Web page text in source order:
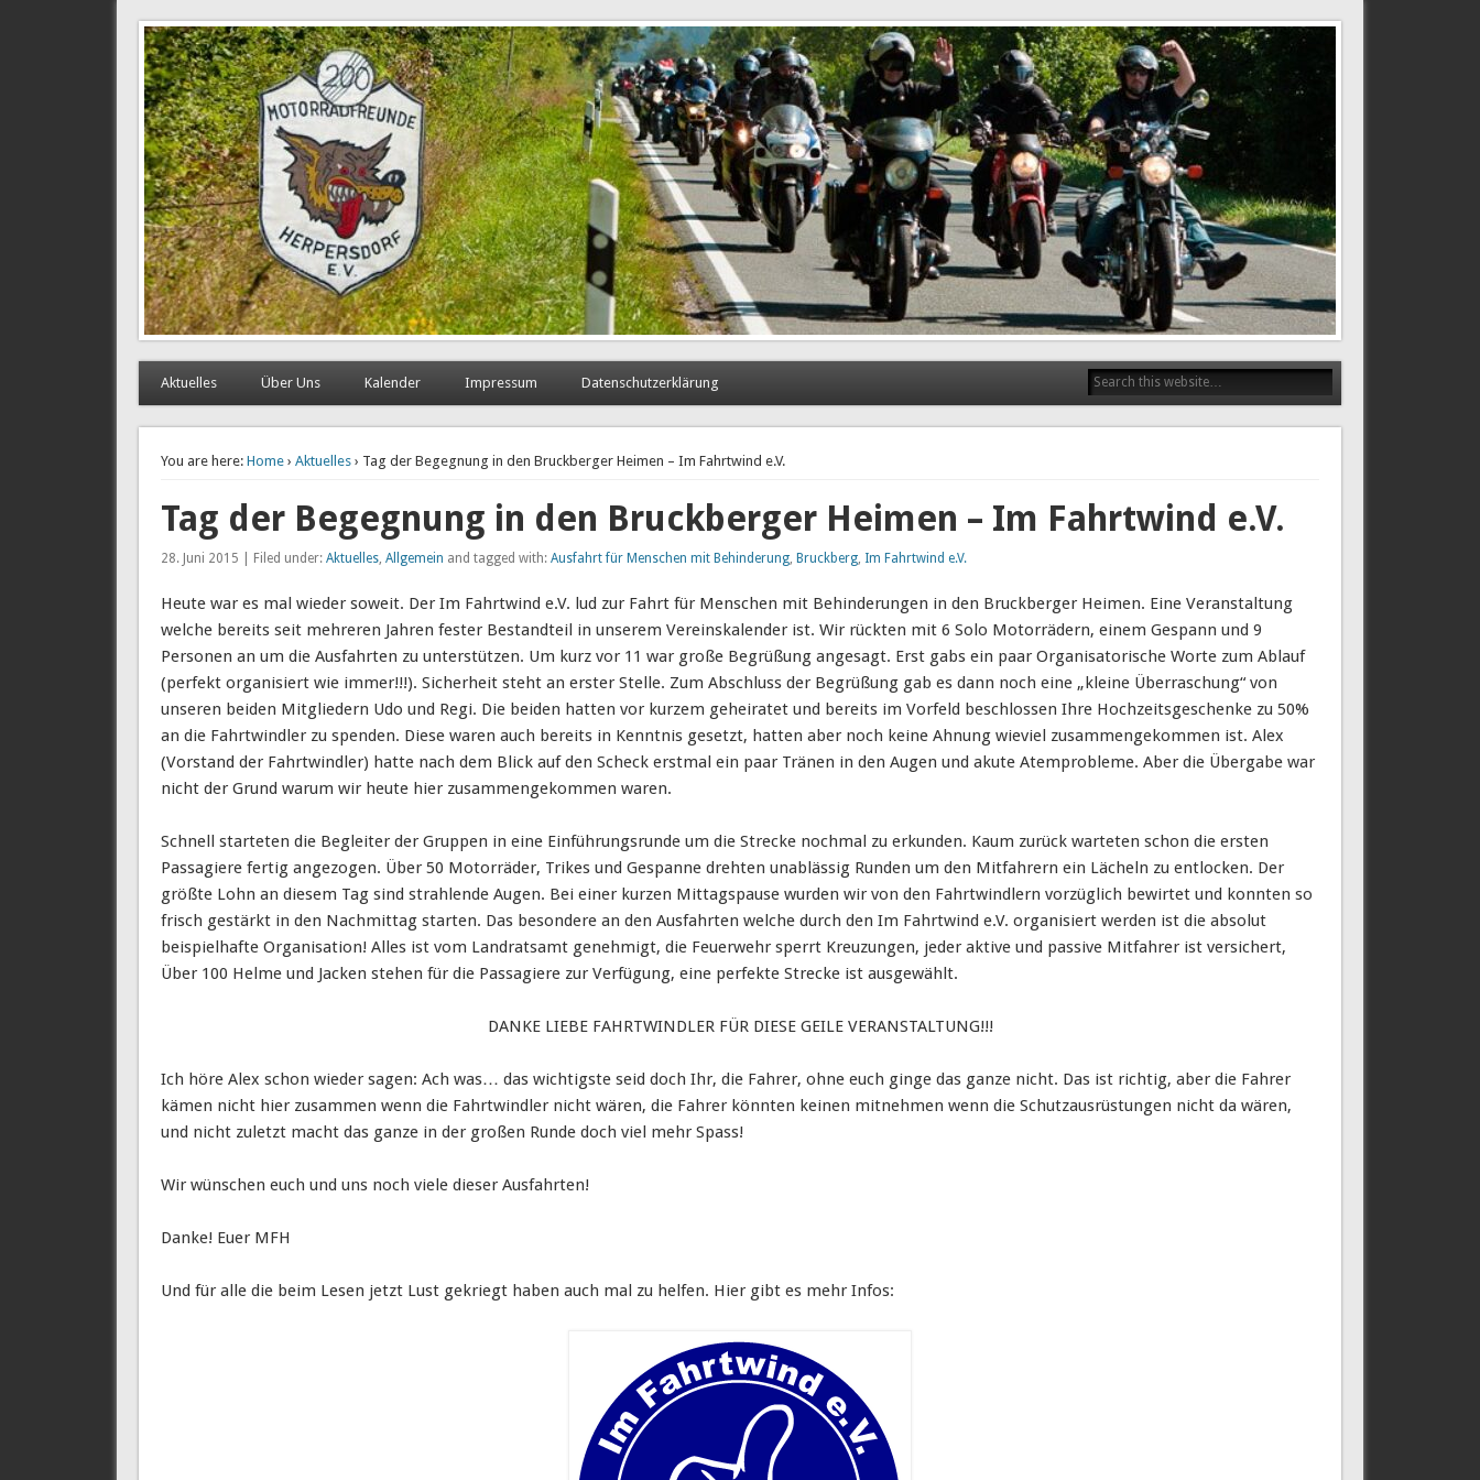
Motorradfreunde Herpersdorf e.V.
Aktuelles Über Uns Kalender Impressum Datenschutzerklärung
You are here: Home› Aktuelles› Tag der Begegnung in den Bruckberger Heimen – Im Fahrtwind e.V.
Tag der Begegnung in den Bruckberger Heimen – Im Fahrtwind e.V.
28. Juni 2015 | Filed under: Aktuelles, Allgemein and tagged with: Ausfahrt für Menschen mit Behinderung, Bruckberg, Im Fahrtwind e.V.
Heute war es mal wieder soweit. Der Im Fahrtwind e.V. lud zur Fahrt für Menschen mit Behinderungen in den Bruckberger Heimen. Eine Veranstaltung
welche bereits seit mehreren Jahren fester Bestandteil in unserem Vereinskalender ist. Wir rückten mit 6 Solo Motorrädern, einem Gespann und 9
Personen an um die Ausfahrten zu unterstützen. Um kurz vor 11 war große Begrüßung angesagt. Erst gabs ein paar Organisatorische Worte zum Ablauf
(perfekt organisiert wie immer!!!). Sicherheit steht an erster Stelle. Zum Abschluss der Begrüßung gab es dann noch eine „kleine Überraschung“ von
unseren beiden Mitgliedern Udo und Regi. Die beiden hatten vor kurzem geheiratet und bereits im Vorfeld beschlossen Ihre Hochzeitsgeschenke zu 50%
an die Fahrtwindler zu spenden. Diese waren auch bereits in Kenntnis gesetzt, hatten aber noch keine Ahnung wieviel zusammengekommen ist. Alex
(Vorstand der Fahrtwindler) hatte nach dem Blick auf den Scheck erstmal ein paar Tränen in den Augen und akute Atemprobleme. Aber die Übergabe war
nicht der Grund warum wir heute hier zusammengekommen waren.
Schnell starteten die Begleiter der Gruppen in eine Einführungsrunde um die Strecke nochmal zu erkunden. Kaum zurück warteten schon die ersten
Passagiere fertig angezogen. Über 50 Motorräder, Trikes und Gespanne drehten unablässig Runden um den Mitfahrern ein Lächeln zu entlocken. Der
größte Lohn an diesem Tag sind strahlende Augen. Bei einer kurzen Mittagspause wurden wir von den Fahrtwindlern vorzüglich bewirtet und konnten so
frisch gestärkt in den Nachmittag starten. Das besondere an den Ausfahrten welche durch den Im Fahrtwind e.V. organisiert werden ist die absolut
beispielhafte Organisation! Alles ist vom Landratsamt genehmigt, die Feuerwehr sperrt Kreuzungen, jeder aktive und passive Mitfahrer ist versichert,
Über 100 Helme und Jacken stehen für die Passagiere zur Verfügung, eine perfekte Strecke ist ausgewählt.
DANKE LIEBE FAHRTWINDLER FÜR DIESE GEILE VERANSTALTUNG!!!
Ich höre Alex schon wieder sagen: Ach was… das wichtigste seid doch Ihr, die Fahrer, ohne euch ginge das ganze nicht. Das ist richtig, aber die Fahrer
kämen nicht hier zusammen wenn die Fahrtwindler nicht wären, die Fahrer könnten keinen mitnehmen wenn die Schutzausrüstungen nicht da wären,
und nicht zuletzt macht das ganze in der großen Runde doch viel mehr Spass!
Wir wünschen euch und uns noch viele dieser Ausfahrten!
Danke! Euer MFH
Und für alle die beim Lesen jetzt Lust gekriegt haben auch mal zu helfen. Hier gibt es mehr Infos: